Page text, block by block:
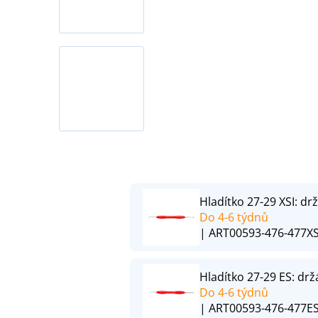
Hladítko 27-29 XSI:
Do 4-6 týdnů
| ART00593-476-
Hladítko 27-29 ES:
Do 4-6 týdnů
| ART00593-476-477ES